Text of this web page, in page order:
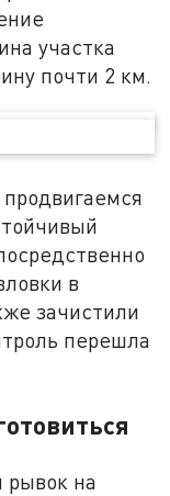
участка
почти 2 км.
в
зачистили
перешла
на